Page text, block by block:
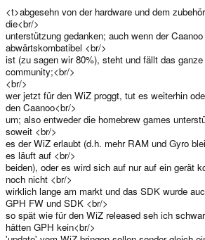
<t>abgesehn von der hardware und dem
die<br/>
unterstützung gedanken; auch wenn der
abwärtskombatibel <br/>
ist (zu sagen wir 80%), steht und fällt das
community;<br/>
<br/>
wer jetzt für den WiZ proggt, tut es weiterhin
den Caanoo<br/>
um; also entweder die homebrew games
soweit <br/>
es der WiZ erlaubt (d.h. mehr RAM und Gyro
es läuft auf <br/>
beiden), oder es wird sich auf nur auf ein gerät
noch nicht <br/>
wirklich lange am markt und das SDK wurde
GPH FW und SDK <br/>
so spät wie für den WiZ released seh ich
hätten GPH kein<br/>